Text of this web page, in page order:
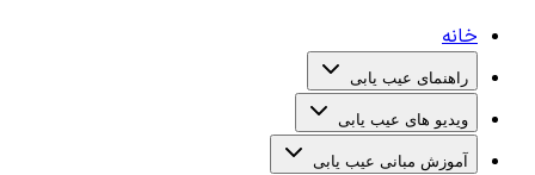
خانه
راهنمای عیب یابی
ویدیو های عیب یابی
آموزش مبانی عیب یابی